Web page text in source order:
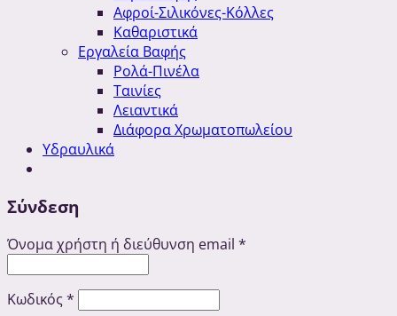
Αφροί-Σιλικόνες-Κόλλες
Καθαριστικά
Εργαλεία Βαφής
Ρολά-Πινέλα
Ταινίες
Λειαντικά
Διάφορα Χρωματοπωλείου
Υδραυλικά
Σύνδεση
Όνομα χρήστη ή διεύθυνση email *
Κωδικός*